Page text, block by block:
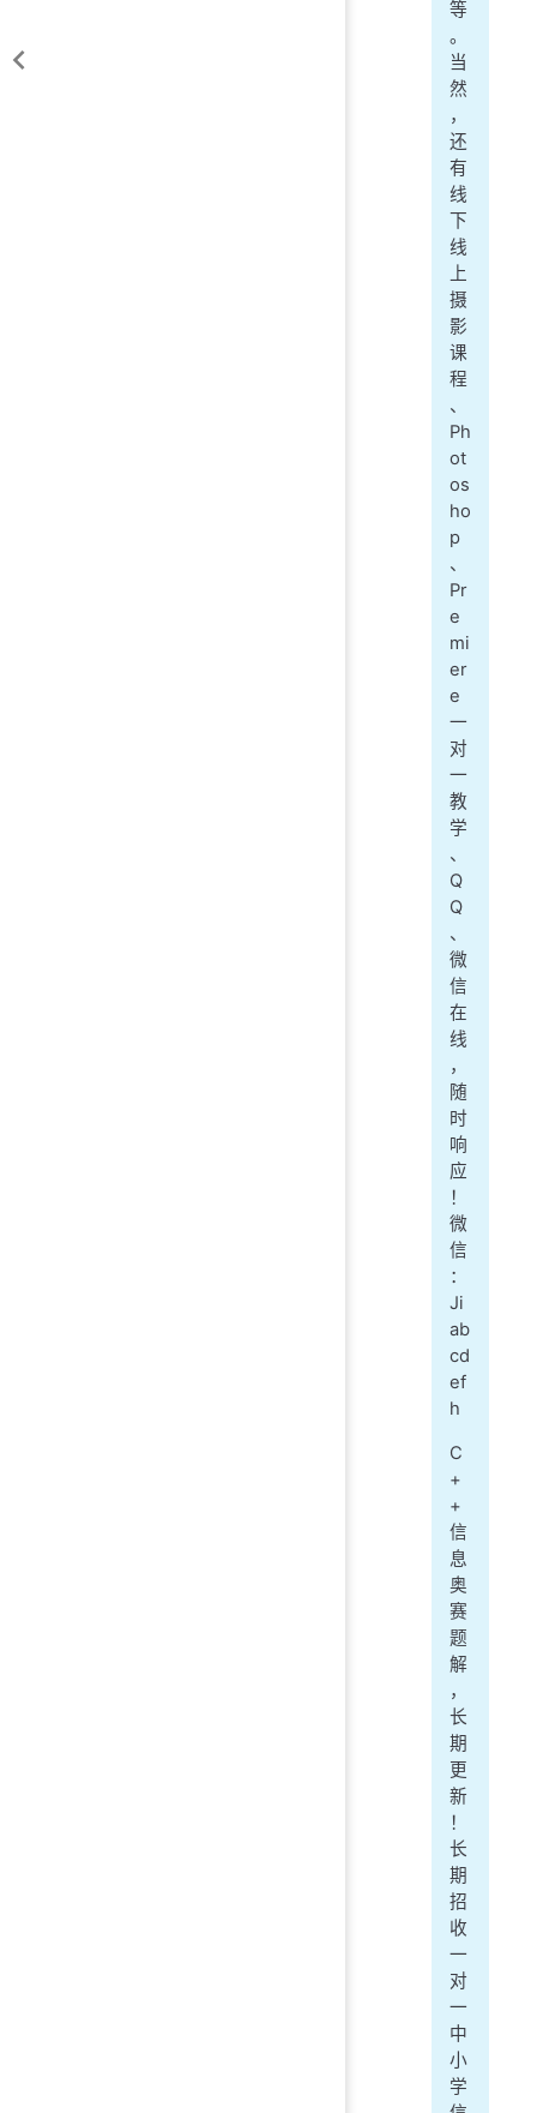
等
。
当
然
，
还
有
线
下
线
上
摄
影
课
程
、
Ph
ot
os
ho
p
、
Pr
e
mi
er
e
一
对
一
教
学
、
Q
Q
、
微
信
在
线
，
随
时
响
应
！
微
信
：
Ji
ab
cd
ef
h
C
+
+
信
息
奥
赛
题
解
，
长
期
更
新
！
长
期
招
收
一
对
一
中
小
学